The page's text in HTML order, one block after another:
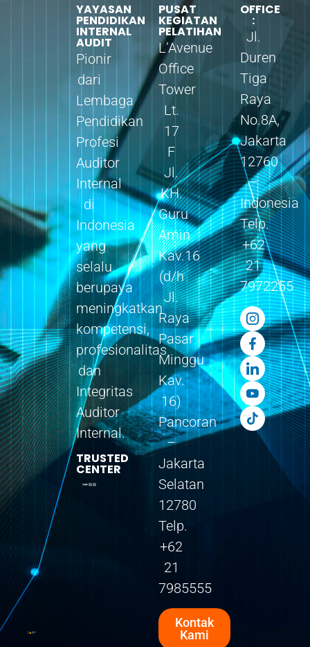
YAYASAN
PENDIDIKAN
INTERNAL
AUDIT
Pionir
dari
Lembaga
Pendidikan
Profesi
Auditor
Internal
di
Indonesia
yang
selalu
berupaya
meningkatkan
kompetensi,
profesionalitas
dan
Integritas
Auditor
Internal.
TRUSTED
CENTER
PUSAT
KEGIATAN
PELATIHAN
L’Avenue
Office
Tower
Lt.
17
F
Jl.
KH.
Guru
Amin
Kav.16
(d/h
Jl.
Raya
Pasar
Minggu
Kav.
16)
Pancoran
–
Jakarta
Selatan
12780
Telp.
+62
21
7985555
Kontak
Kami
OFFICE
:
Jl.
Duren
Tiga
Raya
No.8A,
Jakarta
12760
–
Indonesia
Telp.
+62
21
7972255